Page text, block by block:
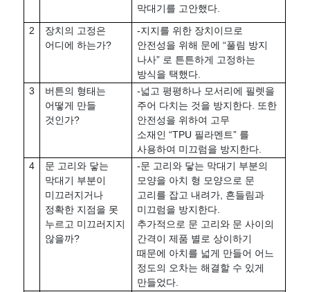
막대기를 고안했다.
2
장치의 고정은
어디에 하는가?
-지지를 위한 장치이므로
안전성을 위해 문에 “풀림 방지
나사” 로 튼튼하게 고정하는
방식을 택했다.
3
버튼의 형태는
어떻게 만들
것인가?
-넓고 평평하나 모서리에 필렛을
주어 다치는 것을 방지한다. 또한
안전성을 위하여 고무
소재인 “TPU 필라멘트” 를
사용하여 미끄럼을 방지한다.
4
문 고리와 닿는
막대기 부분이
미끄러지거나
정확한 지점을 못
누르고 미끄러지지
않을까?
-문 고리와 닿는 막대기 부분의
모양을 아치 형 모양으로 문
고리를 잡고 내려가, 흔들림과
미끄럼을 방지한다.
추가적으로 문 고리와 문 사이의
간격이 제품 별로 상이하기
때문에 아치를 넓게 만들어 어느
정도의 오차는 해결할 수 있게
만들었다.